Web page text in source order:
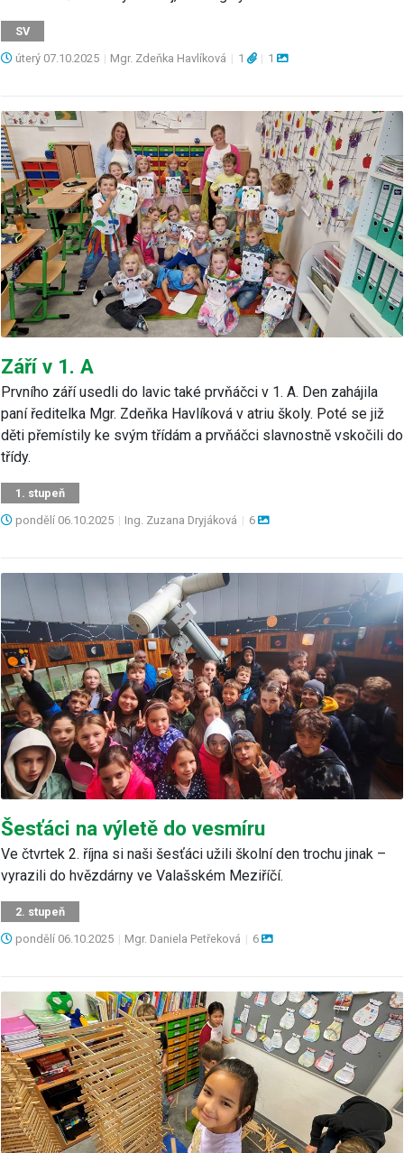
SV
úterý 07.10.2025 | Mgr. Zdeňka Havlíková | 1 | 1
Září v 1. A
Prvního září usedli do lavic také prvňáčci v 1. A. Den zahájila
paní ředitelka Mgr. Zdeňka Havlíková v atriu školy. Poté se již
děti přemístily ke svým třídám a prvňáčci slavnostně vskočili do
třídy.
1. stupeň
pondělí 06.10.2025 | Ing. Zuzana Dryjáková | 6
Šesťáci na výletě do vesmíru
Ve čtvrtek 2. října si naši šesťáci užili školní den trochu jinak –
vyrazili do hvězdárny ve Valašském Meziříčí.
2. stupeň
pondělí 06.10.2025 | Mgr. Daniela Petřeková | 6